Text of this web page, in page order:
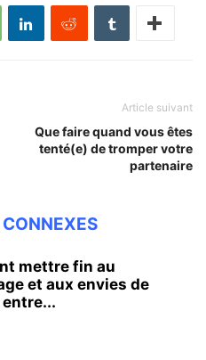
Article suivant
Que faire quand vous êtes
tenté(e) de tromper votre
partenaire
mettre fin au
et aux envies de